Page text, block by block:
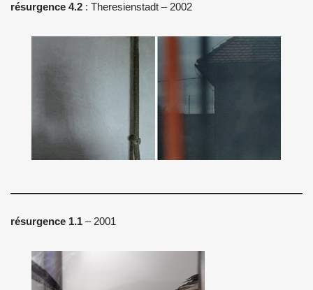
résurgence 4.2 : Theresienstadt – 2002
résurgence 1.1 – 2001